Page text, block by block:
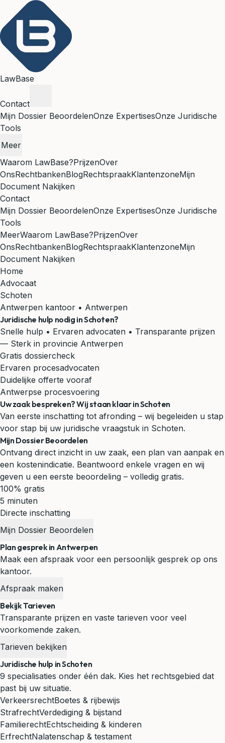
LawBase
Contact
Mijn Dossier BeoordelenOnze ExpertisesOnze Juridische
Tools
Meer
Waarom LawBase?PrijzenOver
OnsRechtbankenBlogRechtspraakKlantenzoneMijn
Document Nakijken
Contact
Mijn Dossier BeoordelenOnze ExpertisesOnze Juridische
Tools
MeerWaarom LawBase?PrijzenOver
OnsRechtbankenBlogRechtspraakKlantenzoneMijn
Document Nakijken
Home
Advocaat
Schoten
Antwerpen kantoor • Antwerpen
Juridische hulp nodig inSchoten?
Snelle hulp • Ervaren advocaten • Transparante prijzen
— Sterk in provincie Antwerpen
Gratis dossiercheck
Ervaren procesadvocaten
Duidelijke offerte vooraf
Antwerpse procesvoering
Uw zaak bespreken? Wij staan klaar in Schoten
Van eerste inschatting tot afronding – wij begeleiden u stap
voor stap bij uw juridische vraagstuk in Schoten.
Mijn Dossier Beoordelen
Ontvang direct inzicht in uw zaak, een plan van aanpak en
een kostenindicatie. Beantwoord enkele vragen en wij
geven u een eerste beoordeling – volledig gratis.
100% gratis
5 minuten
Directe inschatting
Mijn Dossier Beoordelen
Plan gesprek in Antwerpen
Maak een afspraak voor een persoonlijk gesprek op ons
kantoor.
Afspraak maken
Bekijk Tarieven
Transparante prijzen en vaste tarieven voor veel
voorkomende zaken.
Tarieven bekijken
Juridische hulp in Schoten
9 specialisaties onder één dak. Kies het rechtsgebied dat
past bij uw situatie.
VerkeersrechtBoetes & rijbewijs
StrafrechtVerdediging & bijstand
FamilierechtEchtscheiding & kinderen
ErfrechtNalatenschap & testament